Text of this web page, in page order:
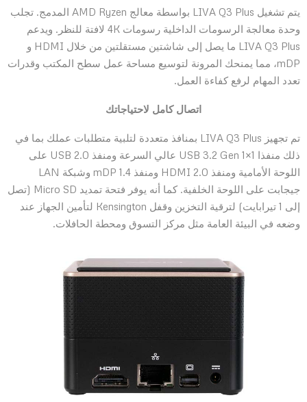
يتم تشغيل LIVA Q3 Plus بواسطة معالج AMD Ryzen المدمج. تجلب
وحدة معالجة الرسومات الداخلية رسومات 4K لافتة للنظر. ويدعم
LIVA Q3 Plus ما يصل إلى شاشتين مستقلتين من خلال HDMI و
mDP، مما يمنحك المرونة لتوسيع مساحة عمل سطح المكتب وقدرات
تعدد المهام لرفع كفاءة العمل.
اتصال كامل لاحتياجاتك
تم تجهيز LIVA Q3 Plus بمنافذ متعددة لتلبية متطلبات عملك بما في
ذلك منفذا USB 3.2 Gen 1×1 عالي السرعة ومنفذ USB 2.0 على
اللوحة الأمامية ومنفذ HDMI 2.0 ومنفذ mDP 1.4 وشبكة LAN
جيجابت على اللوحة الخلفية. كما أنه يوفر فتحة تمديد Micro SD (تصل
إلى 1 تيرابايت) لترقية التخزين وقفل Kensington لتأمين الجهاز عند
وضعه في البيئة العامة مثل مركز التسوق ومحطة الحافلات.